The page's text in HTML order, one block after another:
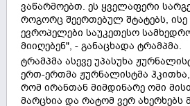
ვაწარმოებთ. ეს ყველაფერი
როგორც შეერთებულ შტატებს,
ევროპელები საუკეთესო
მიიღებენ", - განაცხადა ტრამპმა.
ტრამპმა ასევე უპასუხა
ერთ-ერთმა ჟურნალისტმა ჰკითხა,
რომ ირანთან მიმდინარე ომი
მარცხია და რატომ ვერ ახერხებს